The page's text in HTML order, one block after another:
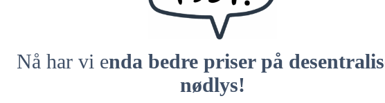
Nå har vi enda bedre priser på
nødlys!
med noe fantastisk,
senere.